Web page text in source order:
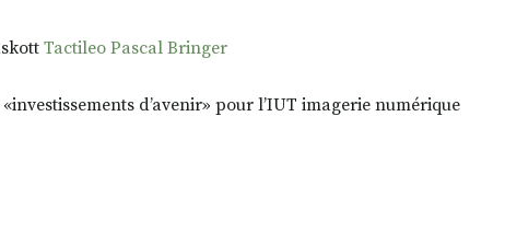
Tactileo Pascal Bringer
d’avenir» pour l’IUT imagerie numérique